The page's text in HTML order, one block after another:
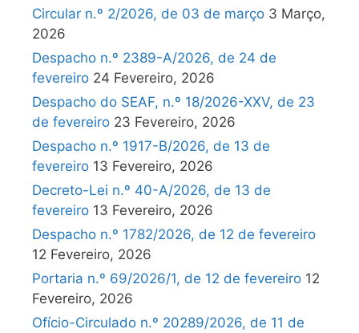
Circular n.º 2/2026, de 03 de março 3 Março,
2026
Despacho n.º 2389-A/2026, de 24 de
fevereiro 24 Fevereiro, 2026
Despacho do SEAF, n.º 18/2026-XXV, de 23
de fevereiro 23 Fevereiro, 2026
Despacho n.º 1917-B/2026, de 13 de
fevereiro 13 Fevereiro, 2026
Decreto-Lei n.º 40-A/2026, de 13 de
fevereiro 13 Fevereiro, 2026
Despacho n.º 1782/2026, de 12 de fevereiro
12 Fevereiro, 2026
Portaria n.º 69/2026/1, de 12 de fevereiro 12
Fevereiro, 2026
Ofício-Circulado n.º 20289/2026, de 11 de